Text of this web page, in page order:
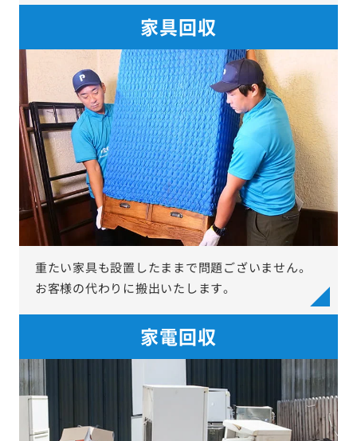
家具回収
重たい家具も設置したままで問題ございません。
お客様の代わりに搬出いたします。
家電回収